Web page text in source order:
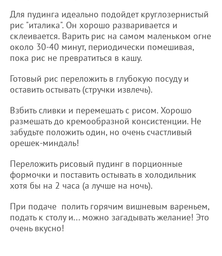
Для пудинга идеально подойдет круглозернистый
рис "италика". Он хорошо разваривается и
склеивается. Варить рис на самом маленьком огне
около 30-40 минут, периодически помешивая,
пока рис не превратиться в кашу.
Готовый рис переложить в глубокую посуду и
оставить остывать (стручки извлечь).
Взбить сливки и перемешать с рисом. Хорошо
размешать до кремообразной консистенции. Не
забудьте положить один, но очень счастливый
орешек-миндаль!
Переложить рисовый пудинг в порционные
формочки и поставить остывать в холодильник
хотя бы на 2 часа (а лучше на ночь).
При подаче полить горячим вишневым вареньем,
подать к столу и... можно загадывать желание! Это
очень вкусно!